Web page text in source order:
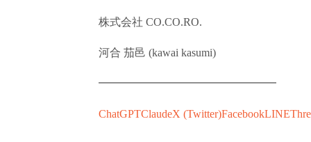
株式会社 CO.CO.RO.
河合 茄邑 (kawai kasumi)
━━━━━━━━━━━━━━━━
ChatGPTClaudeX (Twitter)FacebookLINE